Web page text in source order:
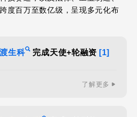
度百万至数亿级，呈现多元化布
生科 完成天使+轮融资 [1]
了解更多